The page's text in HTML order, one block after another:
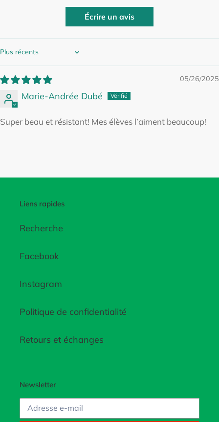
Écrire un avis
Sort by
05/26/2025
Marie-Andrée Dubé
Super beau et résistant! Mes élèves l’aiment beaucoup!
Liens rapides
Recherche
Facebook
Instagram
Politique de confidentialité
Retours et échanges
Newsletter